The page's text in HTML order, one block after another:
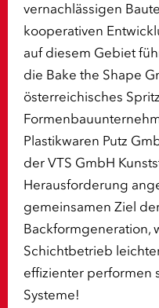
vernachlässigen
kooperativen
auf diesem Gebiet
die Bake the Shape
österreichisches
Plastikwaren Putz
der VTS GmbH
Herausforderung
gemeinsamen Ziel
Backformgeneration,
Schichtbetrieb
effizienter performen
Systeme!